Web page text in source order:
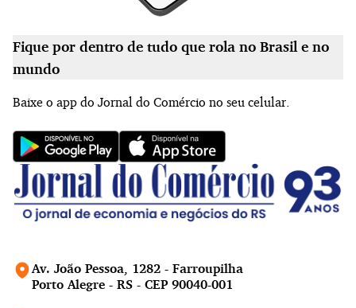
Av. João Pessoa, 1282 - Farroupilha
Porto Alegre - RS - CEP 90040-001
Fique por dentro de tudo que rola no Brasil e no
mundo
Baixe o app do Jornal do Comércio no seu celular.